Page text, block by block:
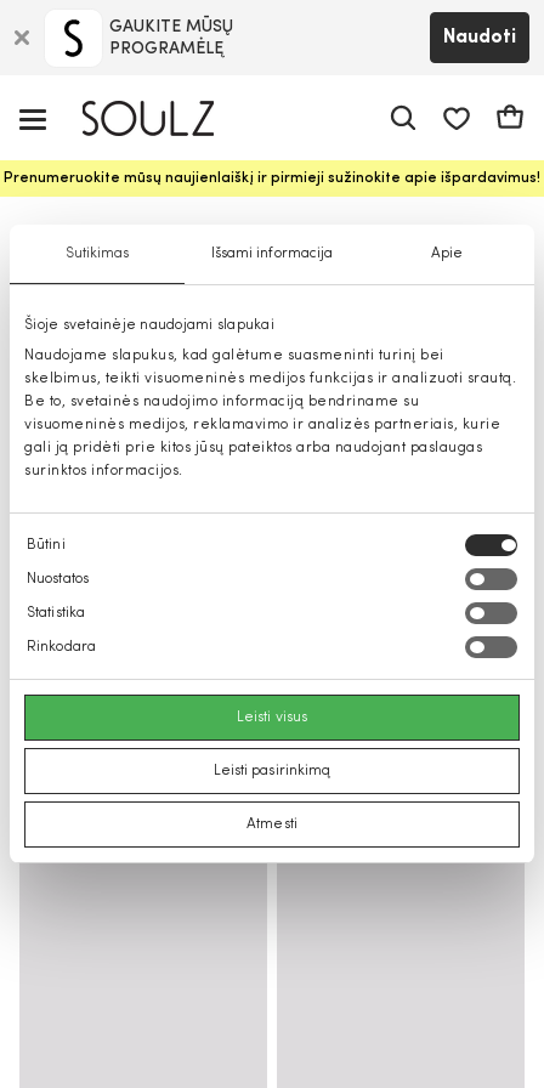
Sutikimas Išsami informacija Apie
Šioje svetainėje naudojami slapukai
Naudojame slapukus, kad galėtume suasmeninti turinį bei
skelbimus, teikti visuomeninės medijos funkcijas ir analizuoti srautą.
Be to, svetainės naudojimo informaciją bendriname su
visuomeninės medijos, reklamavimo ir analizės partneriais, kurie
gali ją pridėti prie kitos jūsų pateiktos arba naudojant paslaugas
surinktos informacijos.
Sutikimo
pasirinkimas
Būtini
Nuostatos
Statistika
Rinkodara
Leisti visus
Leisti pasirinkimą
Atmesti
GAUKITE MŪSŲ
PROGRAMĖLĘ
Naudoti
Prenumeruokite mūsų naujienlaiškį ir pirmieji sužinokite apie išpardavimus!
Claudio Campione išpardavimas
moterims